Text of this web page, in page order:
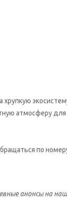
атмосферу для
по
анонсы на